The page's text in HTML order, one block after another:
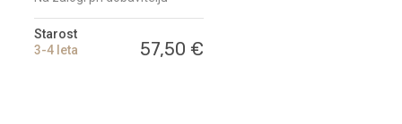
Starost
3-4 leta
57,50 €